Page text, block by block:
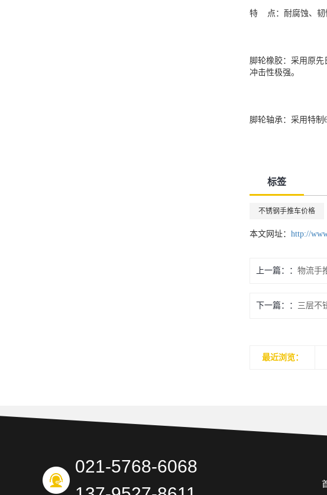
特 点：耐腐蚀、韧
脚轮橡胶：采用原
冲击性极强。
脚轮轴承：采用特制
标签
不锈钢手推车价格
本文网址： http://
上一篇： 物流手
下一篇： 三层不
最近浏览：
021-5768-6068